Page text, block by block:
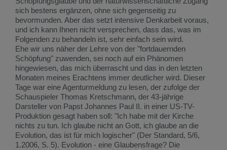
sich bestens ergänzen, ohne sich gegenseitig zu
bevormunden. Aber das setzt intensive Denkarbeit voraus,
und ich kann Ihnen nicht versprechen, dass das, was im
Folgenden zu behandeln ist, sehr einfach sein wird.
Ehe wir uns näher der Lehre von der "fortdauernden
Schöpfung" zuwenden, sei noch auf ein Phänomen
hingewiesen, das mich überrascht und das in den letzten
Monaten meines Erachtens immer deutlicher wird. Dieser
Tage war eine Agenturmeldung zu lesen, der zufolge der
Schauspieler Thomas Kretschmann, der 43-jährige
Darsteller von Papst Johannes Paul II. in einer US-TV-
Produktion gesagt haben soll: "Ich habe mit der Kirche
nichts zu tun. Ich glaube nicht an Gott, ich glaube an die
Evolution, das ist für mich logischer" (Der Standard, 5/6,
1.2006, S. 5). Evolution - eine Glaubensfrage? Die